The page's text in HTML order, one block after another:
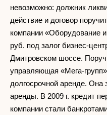
невозможно: должник
действие и договор
компании «Оборудование
руб. под залог бизнес-
Дмитровском шоссе.
управляющая «Мега-
долгосрочной аренде. Она
аренды. В 2009 г. кредит
компании стали